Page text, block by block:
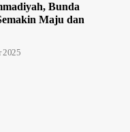
Bunda
Maju dan
2025